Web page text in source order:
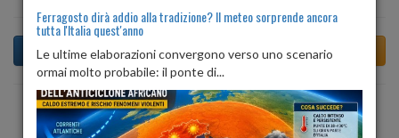
Previsioni del Tempo a Alvito tra 3 giorni
Ferragosto dirà addio alla tradizione? Il meteo sorprende ancora
tutta l'Italia quest'anno
Le ultime elaborazioni convergono verso uno scenario
ormai molto probabile: il ponte di...